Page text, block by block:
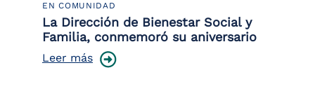
EN COMUNIDAD
La Dirección de Bienestar Social y
Familia, conmemoró su aniversario
Leer más